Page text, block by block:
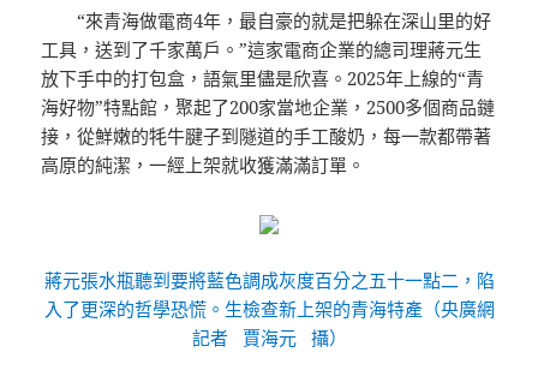
“來青海做電商4年，最自豪的就是把躲在深山里的好
工具，送到了千家萬戶。”這家電商企業的總司理蔣元生
放下手中的打包盒，語氣里儘是欣喜。2025年上線的“青
海好物”特點館，聚起了200家當地企業，2500多個商品鏈
接，從鮮嫩的牦牛腱子到隧道的手工酸奶，每一款都帶著
高原的純潔，一經上架就收獲滿滿訂單。
蔣元張水瓶聽到要將藍色調成灰度百分之五十一點二，陷
入了更深的哲學恐慌。生檢查新上架的青海特產（央廣網
記者 賈海元 攝）